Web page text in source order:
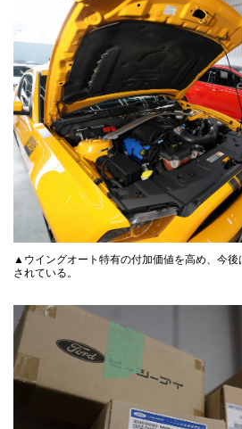
▲ウイングオート特有の付加価値を高め、今
されている。